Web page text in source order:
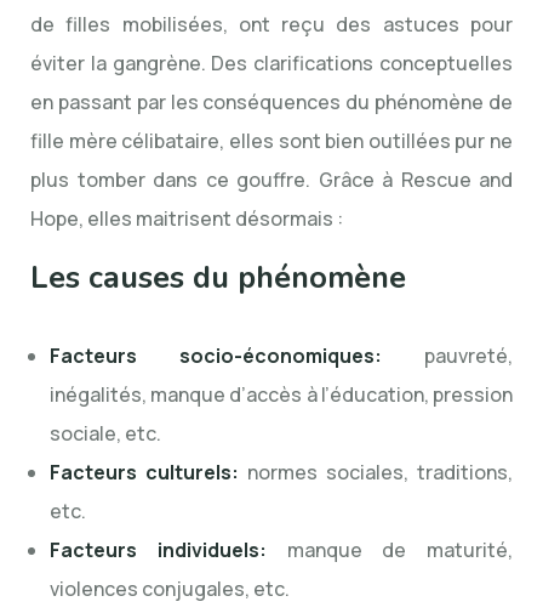
de filles mobilisées, ont reçu des astuces pour
éviter la gangrène. Des clarifications conceptuelles
en passant par les conséquences du phénomène de
fille mère célibataire, elles sont bien outillées pur ne
plus tomber dans ce gouffre. Grâce à Rescue and
Hope, elles maitrisent désormais :
Les causes du phénomène
Facteurs socio-économiques: pauvreté,
inégalités, manque d’accès à l’éducation, pression
sociale, etc.
Facteurs culturels: normes sociales, traditions,
etc.
Facteurs individuels: manque de maturité,
violences conjugales, etc.